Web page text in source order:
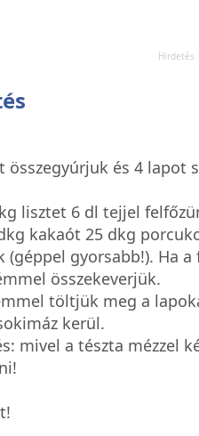
összegyúrjuk és 4 lapot
lisztet 6 dl tejjel
kakaót 25 dkg
(géppel gyorsabb!). Ha
összekeverjük.
töltjük meg a
kerül.
mivel a tészta mézzel